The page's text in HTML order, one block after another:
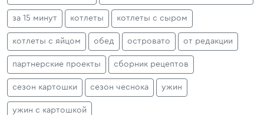
за 15 минут котлеты котлеты с сыром
котлеты с яйцом обед островато от редакции
партнерские проекты сборник рецептов
сезон картошки сезон чеснока ужин
ужин с картошкой